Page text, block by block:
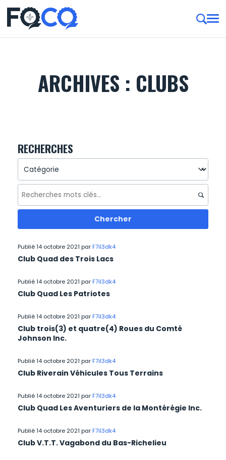
ARCHIVES : CLUBS
RECHERCHES
Publié 14 octobre 2021 parF7il3dk4
Club Quad des Trois Lacs
Publié 14 octobre 2021 parF7il3dk4
Club Quad Les Patriotes
Publié 14 octobre 2021 parF7il3dk4
Club trois(3) et quatre(4) Roues du Comté
Johnson Inc.
Publié 14 octobre 2021 parF7il3dk4
Club Riverain Véhicules Tous Terrains
Publié 14 octobre 2021 parF7il3dk4
Club Quad Les Aventuriers de la Montérégie Inc.
Publié 14 octobre 2021 parF7il3dk4
Club V.T.T. Vagabond du Bas-Richelieu